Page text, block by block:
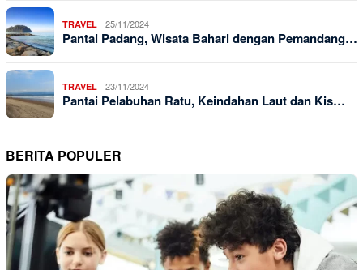
TRAVEL 25/11/2024
Pantai Padang, Wisata Bahari dengan Pemandang…
TRAVEL 23/11/2024
Pantai Pelabuhan Ratu, Keindahan Laut dan Kis…
BERITA POPULER